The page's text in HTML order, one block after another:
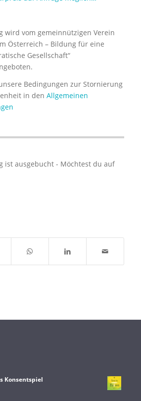
wird vom gemeinnützigen Verein
Österreich – Bildung für eine
Gesellschaft“
Bedingungen zur Stornierung
in den Allgemeinen
ist ausgebucht - Möchtest du auf
Konsentspiel